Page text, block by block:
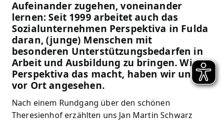
Aufeinander zugehen, voneinander
lernen: Seit 1999 arbeitet auch das
Sozialunternehmen Perspektiva in Fulda
daran, (junge) Menschen mit
besonderen Unterstützungsbedarfen in
Arbeit und Ausbildung zu bringen. Wie
Perspektiva das macht, haben wir uns
vor Ort angesehen.
Nach einem Rundgang über den schönen
Theresienhof erzählten uns Jan Martin Schwarz